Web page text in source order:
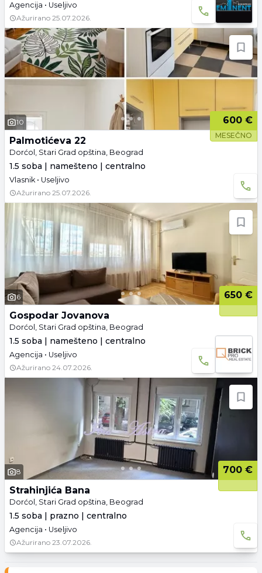
Agencija • Useljivo
Ažurirano 25.07.2026.
10 600 €
MESEČNO
Palmotićeva 22
Dorćol, Stari Grad opština, Beograd
1.5 soba | namešteno | centralno
Vlasnik • Useljivo
Ažurirano 25.07.2026.
6
650 €
Gospodar Jovanova
Dorćol, Stari Grad opština, Beograd
1.5 soba | namešteno | centralno
Agencija • Useljivo
Ažurirano 24.07.2026.
8
700 €
Strahinjića Bana
Dorćol, Stari Grad opština, Beograd
1.5 soba | prazno | centralno
Agencija • Useljivo
Ažurirano 23.07.2026.